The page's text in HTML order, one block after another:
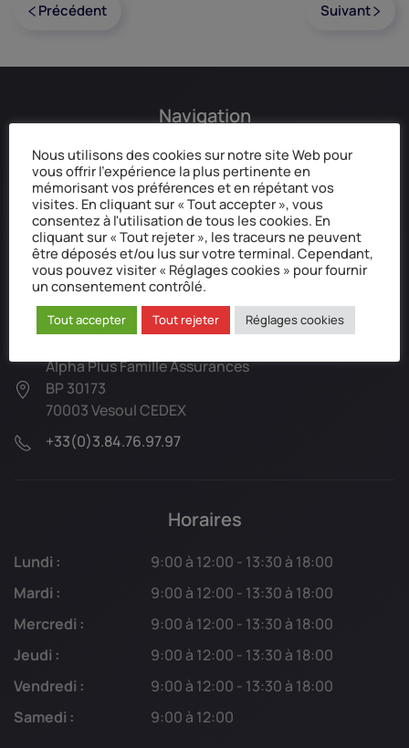
Précédent Suivant
Navigation
Accueil
Qui sommes-nous ?
Mentions légales
Données personnelles
Réclamation / Médiation
Coordonnées postale
Alpha Plus Famille Assurances
BP 30173
70003 Vesoul CEDEX
+33(0)3.84.76.97.97
Horaires
Lundi :
9:00 à 12:00 - 13:30 à 18:00
Mardi :
9:00 à 12:00 - 13:30 à 18:00
Mercredi :
9:00 à 12:00 - 13:30 à 18:00
Jeudi :
9:00 à 12:00 - 13:30 à 18:00
Vendredi :
9:00 à 12:00 - 13:30 à 18:00
Samedi :
9:00 à 12:00
Nous utilisons des cookies sur notre site Web pour
vous offrir l'expérience la plus pertinente en
mémorisant vos préférences et en répétant vos
visites. En cliquant sur « Tout accepter », vous
consentez à l'utilisation de tous les cookies. En
cliquant sur « Tout rejeter », les traceurs ne peuvent
être déposés et/ou lus sur votre terminal. Cependant,
vous pouvez visiter « Réglages cookies » pour fournir
un consentement contrôlé.
Tout accepter Tout rejeter Réglages cookies